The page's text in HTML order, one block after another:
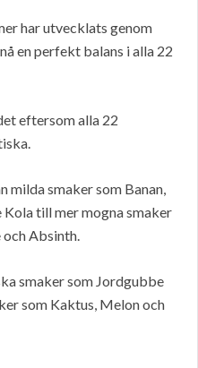
har utvecklats genom
en perfekt balans i alla 22
eftersom alla 22
milda smaker som Banan,
till mer mogna smaker
Absinth.
smaker som Jordgubbe
som Kaktus, Melon och